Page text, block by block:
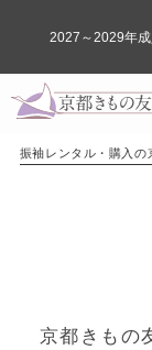
振袖レンタル・購入の
京都きもの
2027～2029年